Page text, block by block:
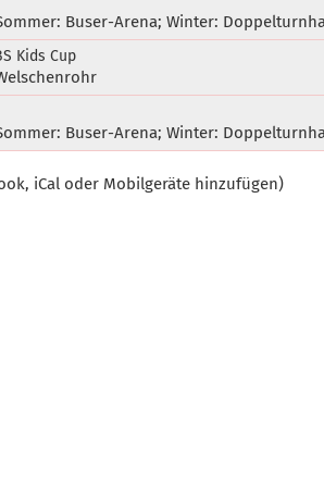
Buser-Arena; Winter:
Kids Cup
Buser-Arena; Winter:
iCal oder Mobilgeräte hinzufügen)